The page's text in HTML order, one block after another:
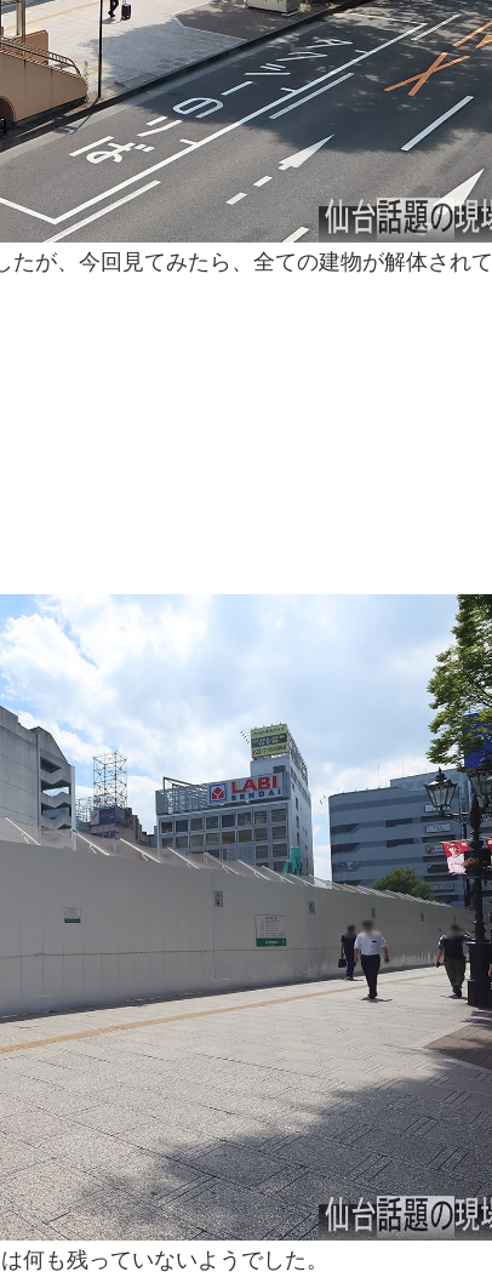
が、今回見てみたら、全ての建物が解体されて
何も残っていないようでした。